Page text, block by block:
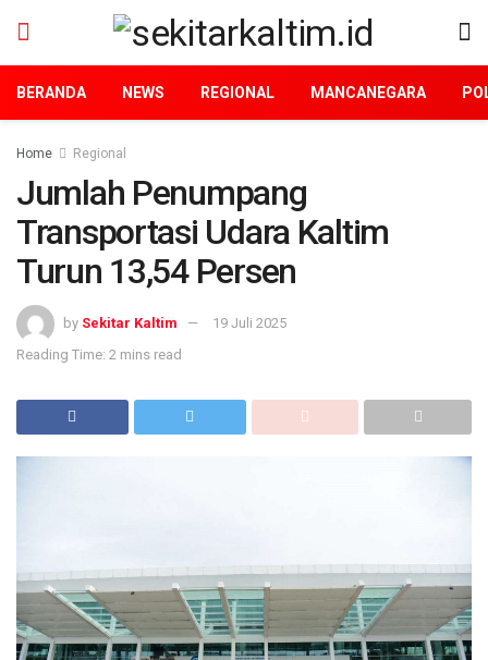
BERANDA NEWS REGIONAL MANCANEGARA
Home Regional
Jumlah Penumpang
Transportasi Udara Kaltim
Turun 13,54 Persen
by Sekitar Kaltim
19 Juli 2025
Reading Time: 2 mins read